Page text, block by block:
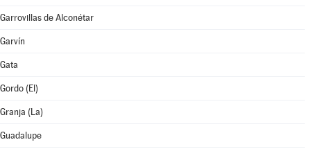
Garrovillas de Alconétar
Garvín
Gata
Gordo (El)
Granja (La)
Guadalupe